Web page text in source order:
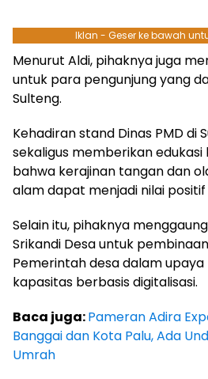
Iklan - Geser ke bawah
Menurut Aldi, pihaknya juga
untuk para pengunjung yang
Sulteng.
Kehadiran stand Dinas PMD di
sekaligus memberikan
bahwa kerajinan tangan dan
alam dapat menjadi nilai
Selain itu, pihaknya
Srikandi Desa untuk
Pemerintah desa dalam
kapasitas berbasis digitalisasi.
Baca juga:Pameran Adira
Banggai dan Kota Palu, Ada
Umrah